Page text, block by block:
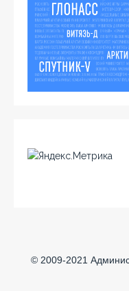
© 2009-2021